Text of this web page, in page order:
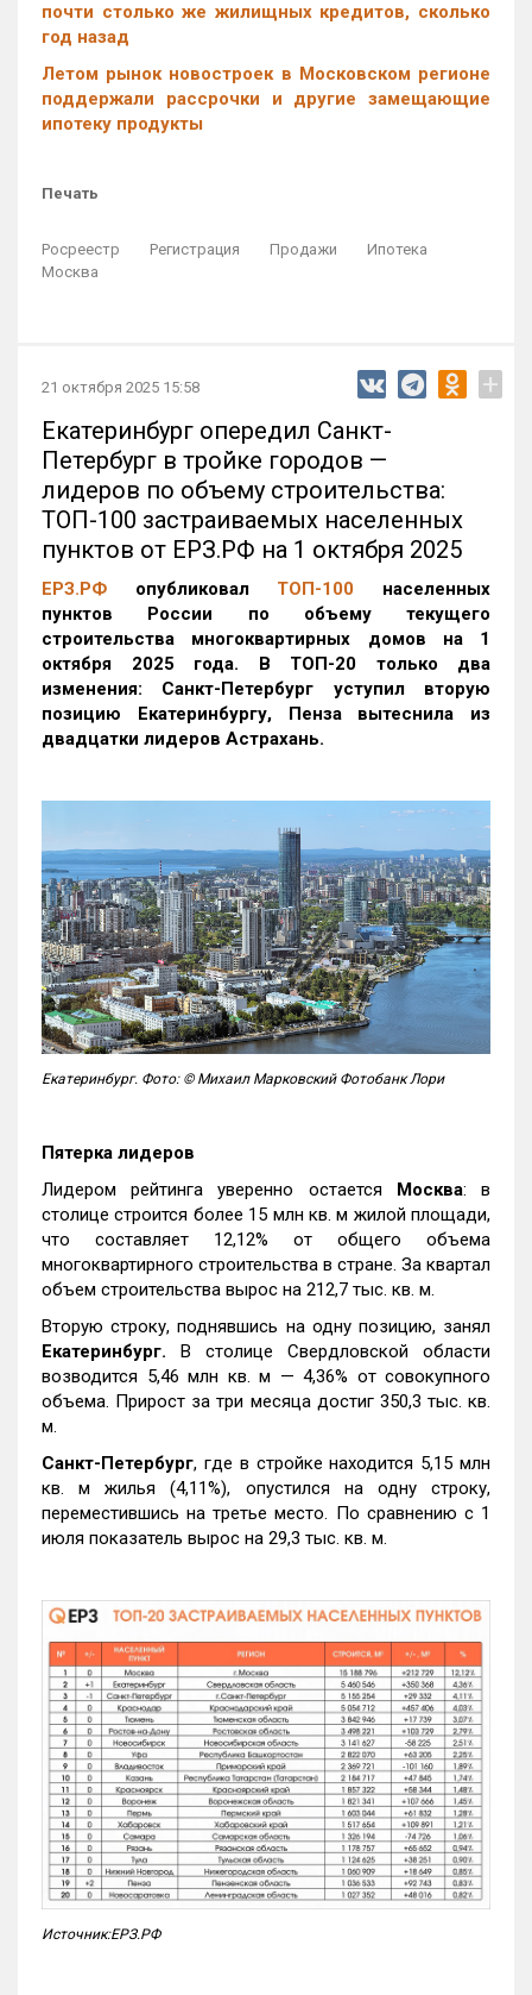
почти столько же жилищных кредитов, сколько
год назад
Летом рынок новостроек в Московском регионе
поддержали рассрочки и другие замещающие
ипотеку продукты
Печать
Росреестр Регистрация Продажи
Ипотека
Москва
21 октября 2025 15:58 +
Екатеринбург опередил Санкт-
Петербург в тройке городов —
лидеров по объему строительства:
ТОП-100 застраиваемых населенных
пунктов от ЕРЗ.РФ на 1 октября 2025
ЕРЗ.РФ опубликовал ТОП-100 населенных
пунктов России по объему текущего
строительства многоквартирных домов на 1
октября 2025 года. В ТОП-20 только два
изменения: Санкт-Петербург уступил вторую
позицию Екатеринбургу, Пенза вытеснила из
двадцатки лидеров Астрахань.
Екатеринбург. Фото: © Михаил Марковский Фотобанк Лори
Пятерка лидеров
Лидером рейтинга уверенно остается Москва: в
столице строится более 15 млн кв. м жилой площади,
что составляет 12,12% от общего объема
многоквартирного строительства в стране. За квартал
объем строительства вырос на 212,7 тыс. кв. м.
Вторую строку, поднявшись на одну позицию, занял
Екатеринбург. В столице Свердловской области
возводится 5,46 млн кв. м — 4,36% от совокупного
объема. Прирост за три месяца достиг 350,3 тыс. кв.
м.
Санкт-Петербург, где в стройке находится 5,15 млн
кв. м жилья (4,11%), опустился на одну строку,
переместившись на третье место. По сравнению с 1
июля показатель вырос на 29,3 тыс. кв. м.
Источник:ЕРЗ.РФ